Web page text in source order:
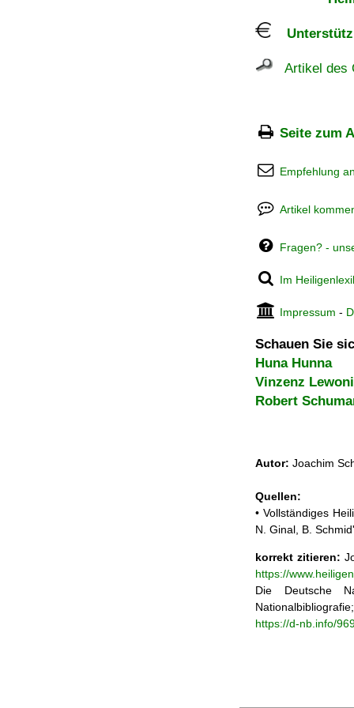
Artikel des
Seite zum
Empfehlung
Artikel
Fragen? -
Im
Impressum -
Schauen Sie
Huna Hunna
Vinzenz
Robert
Autor: Joachim
Quellen:
• Vollständiges
N. Ginal, B.
korrekt zitieren:
https://
Die Deutsche
https://d-nb.info/